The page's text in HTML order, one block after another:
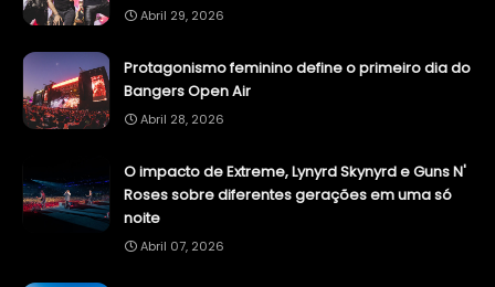
Abril 29, 2026
Protagonismo feminino define o primeiro dia do
Bangers Open Air
Abril 28, 2026
O impacto de Extreme, Lynyrd Skynyrd e Guns N'
Roses sobre diferentes gerações em uma só
noite
Abril 07, 2026